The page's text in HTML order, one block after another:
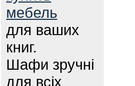
мебель
для ваших
книг.
Шафи зручні
для всіх